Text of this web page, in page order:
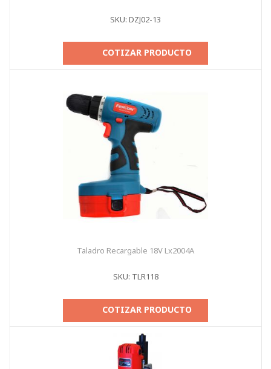
SKU: DZJ02-13
COTIZAR PRODUCTO
Taladro Recargable 18V Lx2004A
SKU: TLR118
COTIZAR PRODUCTO